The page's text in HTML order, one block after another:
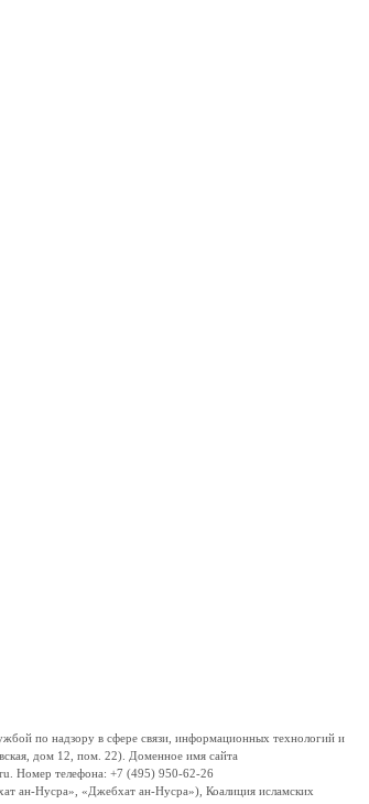
по надзору в сфере связи, информационных технологий и
дом 12, пом. 22). Доменное имя сайта
Номер телефона: +7 (495) 950-62-26
ан-Нусра», «Джебхат ан-Нусра»), Коалиция исламских